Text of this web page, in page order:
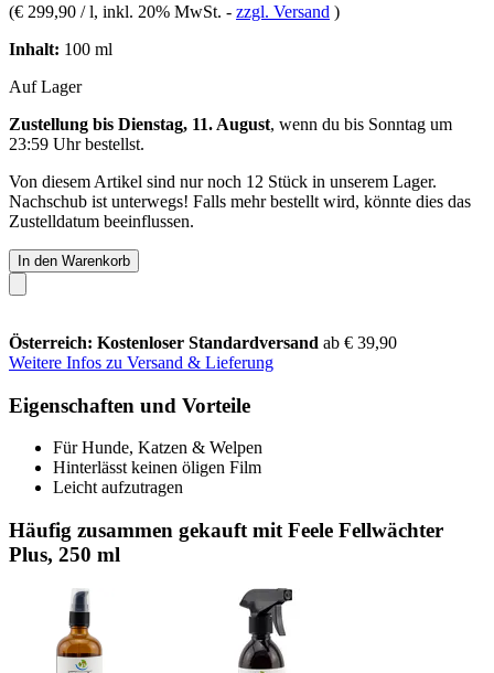
(€ 299,90 / l, inkl. 20% MwSt. - zzgl. Versand )
Inhalt: 100 ml
Auf Lager
Zustellung bis Dienstag, 11. August, wenn du bis Sonntag um
23:59 Uhrbestellst.
Von diesem Artikel sind nur noch 12 Stück in unserem Lager.
Nachschub ist unterwegs! Falls mehr bestellt wird, könnte dies das
Zustelldatum beeinflussen.
In den Warenkorb
Österreich: Kostenloser Standardversand ab € 39,90
Weitere Infos zu Versand & Lieferung
Eigenschaften und Vorteile
Für Hunde, Katzen & Welpen
Hinterlässt keinen öligen Film
Leicht aufzutragen
Häufig zusammen gekauft mit Feele Fellwächter
Plus, 250 ml